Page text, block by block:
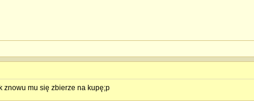
znowu mu się zbierze na kupę;p